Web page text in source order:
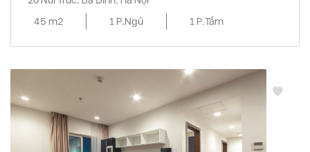
45 m2
1 P.Ngủ 1 P.Tắm